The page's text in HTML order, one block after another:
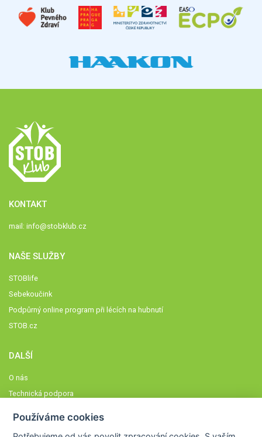
KONTAKT
mail: info@stobklub.cz
NAŠE SLUŽBY
STOBlife
Sebekoučink
Podpůrný online program při lécích na hubnutí
STOB.cz
DALŠÍ
O nás
Technická podpora
Používáme cookies